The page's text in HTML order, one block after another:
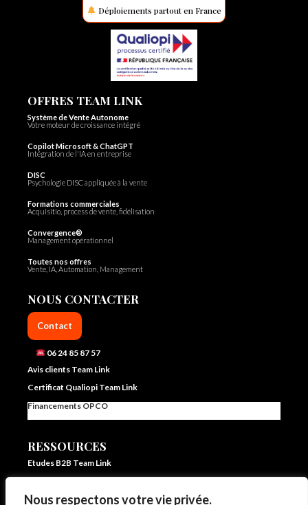
Nous respectons votre vie privée.
Déploiements partout en France
OFFRES TEAM LINK
Système de Vente Autonome
Votre moteur de croissance intégré
Copilot Microsoft & ChatGPT
Intégration de l'IA en entreprise
DISC
Psychologie DISC appliquée à la vente
Formations commerciales
Acquisitio, process de vente, fidélisation
Convergence®
Management opérationnel
Toutes nos offres
Vente, IA, Automation, Management
NOUS CONTACTER
Contact
06 24 85 87 57
Avis clients Team Link
Certificat Qualiopi Team Link
Financements OPCO
RESSOURCES
Etudes B2B Team Link
Blog IA et vente – Team Link